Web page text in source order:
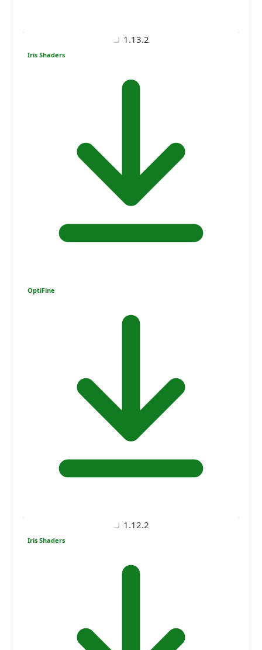
1.13.2
Iris Shaders
OptiFine
1.12.2
Iris Shaders